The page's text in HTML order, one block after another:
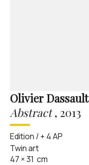
Olivier Dassault
Abstract, 2013
Edition / + 4 AP
Twin art
47 ×31 cm